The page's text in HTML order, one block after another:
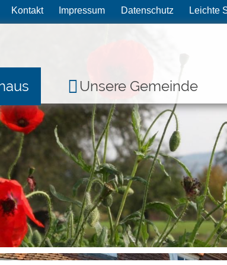
Kontakt Impressum Datenschutz Leichte
Unsere Gemeinde